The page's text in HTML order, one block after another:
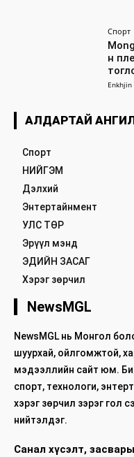
Спорт
н
АЛДАРТАЙ
Спорт
НИЙГЭМ
Дэлхий
Энтертайнмент
УЛС ТӨР
Эрүүл мэнд
ЭДИЙН ЗАСАГ
Хэрэг зөрчил
NewsMGL
NewsMGL нь Монгол
шуурхай, ойлгомжтой,
мэдээллийн сайт юм.
спорт, технологи,
хэрэг зөрчил зэрэг гол
нийтэлдэг.
Санал хүсэлт,